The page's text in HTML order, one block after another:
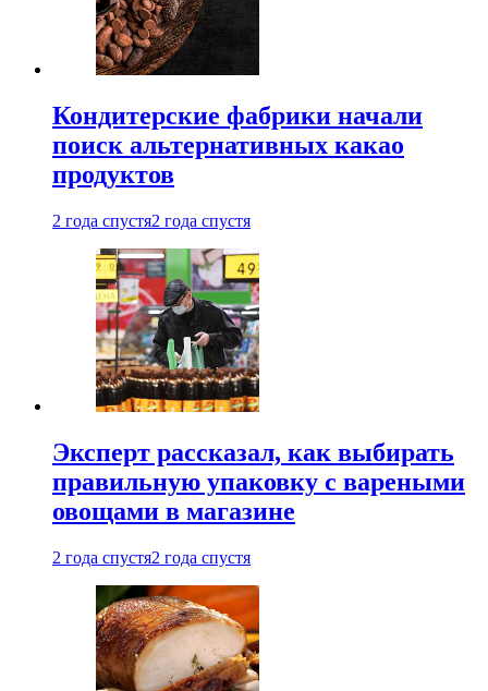
Кондитерские фабрики начали
поиск альтернативных какао
продуктов
2 года спустя2 года спустя
Эксперт рассказал, как выбирать
правильную упаковку с вареными
овощами в магазине
2 года спустя2 года спустя